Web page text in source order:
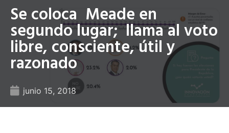
Se coloca Meade en
segundo lugar; llama al voto
libre, consciente, útil y
razonado
junio 15, 2018